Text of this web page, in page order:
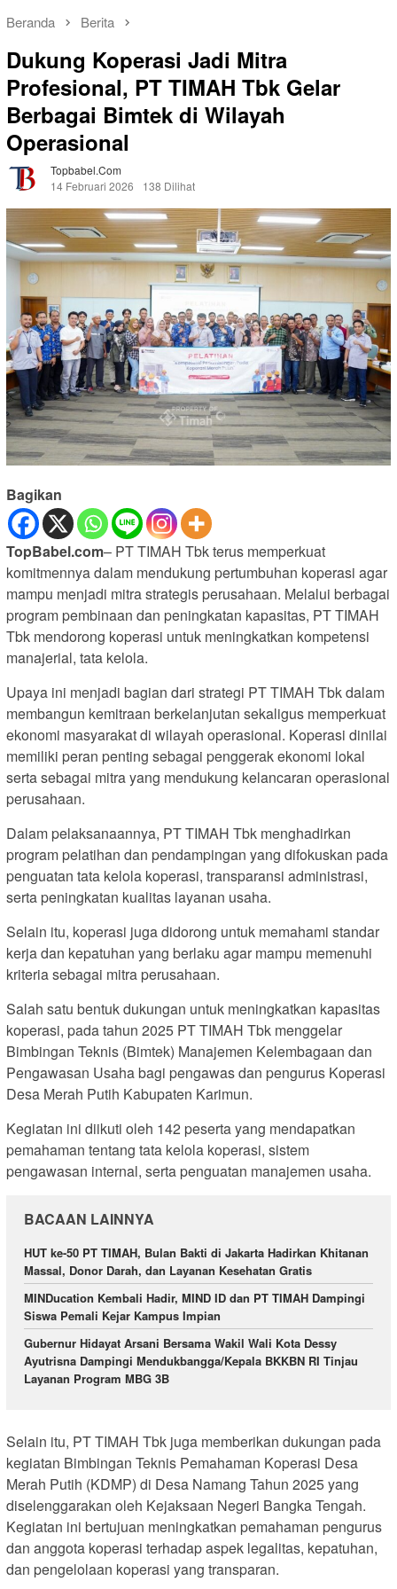
Beranda Berita
Dukung Koperasi Jadi Mitra
Profesional, PT TIMAH Tbk Gelar
Berbagai Bimtek di Wilayah
Operasional
Topbabel.com
14 Februari 2026
138 Dilihat
Bagikan
TopBabel.com– PT TIMAH Tbk terus memperkuat
komitmennya dalam mendukung pertumbuhan koperasi agar
mampu menjadi mitra strategis perusahaan. Melalui berbagai
program pembinaan dan peningkatan kapasitas, PT TIMAH
Tbk mendorong koperasi untuk meningkatkan kompetensi
manajerial, tata kelola.
Upaya ini menjadi bagian dari strategi PT TIMAH Tbk dalam
membangun kemitraan berkelanjutan sekaligus memperkuat
ekonomi masyarakat di wilayah operasional. Koperasi dinilai
memiliki peran penting sebagai penggerak ekonomi lokal
serta sebagai mitra yang mendukung kelancaran operasional
perusahaan.
Dalam pelaksanaannya, PT TIMAH Tbk menghadirkan
program pelatihan dan pendampingan yang difokuskan pada
penguatan tata kelola koperasi, transparansi administrasi,
serta peningkatan kualitas layanan usaha.
Selain itu, koperasi juga didorong untuk memahami standar
kerja dan kepatuhan yang berlaku agar mampu memenuhi
kriteria sebagai mitra perusahaan.
Salah satu bentuk dukungan untuk meningkatkan kapasitas
koperasi, pada tahun 2025 PT TIMAH Tbk menggelar
Bimbingan Teknis (Bimtek) Manajemen Kelembagaan dan
Pengawasan Usaha bagi pengawas dan pengurus Koperasi
Desa Merah Putih Kabupaten Karimun.
Kegiatan ini diikuti oleh 142 peserta yang mendapatkan
pemahaman tentang tata kelola koperasi, sistem
pengawasan internal, serta penguatan manajemen usaha.
BACAAN LAINNYA
HUT ke-50 PT TIMAH, Bulan Bakti di Jakarta Hadirkan Khitanan
Massal, Donor Darah, dan Layanan Kesehatan Gratis
MINDucation Kembali Hadir, MIND ID dan PT TIMAH Dampingi
Siswa Pemali Kejar Kampus Impian
Gubernur Hidayat Arsani Bersama Wakil Wali Kota Dessy
Ayutrisna Dampingi Mendukbangga/Kepala BKKBN RI Tinjau
Layanan Program MBG 3B
Selain itu, PT TIMAH Tbk juga memberikan dukungan pada
kegiatan Bimbingan Teknis Pemahaman Koperasi Desa
Merah Putih (KDMP) di Desa Namang Tahun 2025 yang
diselenggarakan oleh Kejaksaan Negeri Bangka Tengah.
Kegiatan ini bertujuan meningkatkan pemahaman pengurus
dan anggota koperasi terhadap aspek legalitas, kepatuhan,
dan pengelolaan koperasi yang transparan.